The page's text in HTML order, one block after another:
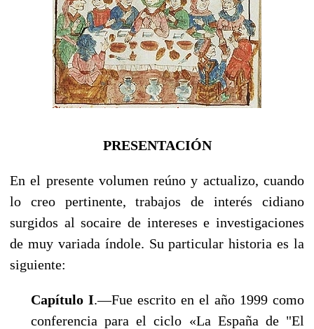
PRESENTACIÓN
En el presente volumen reúno y actualizo, cuando
lo creo per­tinente, trabajos de interés cidiano
surgidos al socaire de intere­ses e investigaciones
de muy variada índole. Su particular histo­ria es la
siguiente:
Capítulo I.—Fue escrito en el año 1999 como
conferencia para el ciclo «La España de "El